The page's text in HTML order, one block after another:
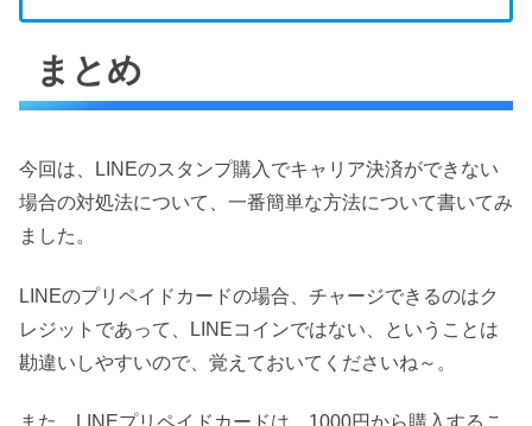
まとめ
今回は、LINEのスタンプ購入でキャリア決済ができない
場合の対処法について、一番簡単な方法について書いてみ
ました。
LINEのプリペイドカードの場合、チャージできるのはク
レジットであって、LINEコインではない、ということは
勘違いしやすいので、覚えておいてくださいね～。